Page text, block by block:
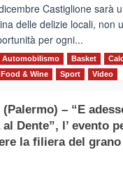
Castiglione sarà
delle delizie locali, non
per ogni...
Automobilismo Basket
Food & Wine Sport Video
– “E
Dente”, l’ evento
la filiera del